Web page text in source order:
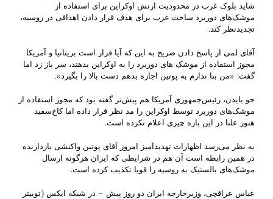
شاید بلوک غرب در محدودیت ارتش اوکراین برای استفاده از
موشک‌های دوربرد ساخت غرب برای هدف قرار دادن اهدافی در روسیه،
تجدیدنظر کند.
آقای لمی از پاسخ دادن صریح به این که آیا قرار است بریتانیا و آمریکا
مجوز استفاده از موشک های دوربرد را به اوکراین بدهند، سر باز زد اما
گفت: «من بنا ندارم به پوتین اجازه بدهم دست بالا را بگیرد».
جو بایدن، رئیس‌جمهوری آمریکا هم پیش‌تر گفته بود که مجوز استفاده از
موشک‌های دوربرد توسط اوکراین را مد نظر قرار داده اما کاخ‌سفید
هنوز علنا در این باره چیزی اعلام نکرده است.
به نظر می‌رسد اظهارات تهدیدآمیز امروز آقای پوتین واکنشی بازدارنده
در همین رابطه است آن هم در شرایطی که ایران هرگونه ارسال
موشک‌های بالستیک به روسیه را قویا تکذیب کرده است.
عباس عراقچی، وزیرخارجه ایران دو روز پیش – در شبکه ایکس (توییتر